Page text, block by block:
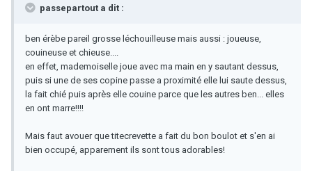
passepartout a dit :
ben érèbe pareil grosse léchouilleuse mais aussi : joueuse,
couineuse et chieuse....
en effet, mademoiselle joue avec ma main en y sautant dessus,
puis si une de ses copine passe a proximité elle lui saute dessus,
la fait chié puis après elle couine parce que les autres ben... elles
en ont marre!!!!
Mais faut avouer que titecrevette a fait du bon boulot et s'en ai
bien occupé, apparement ils sont tous adorables!